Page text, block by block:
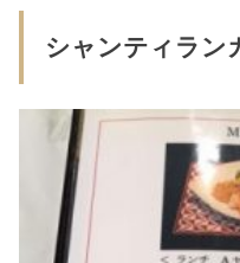
シャンティラン